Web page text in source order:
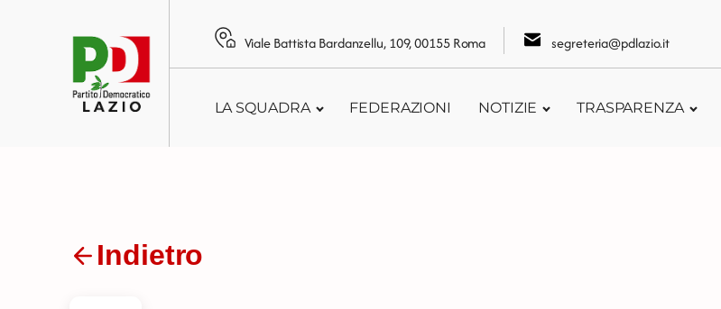
Viale Battista Bardanzellu, 109, 00155 Roma segreteria@pdlazio.it
LA SQUADRA FEDERAZIONI NOTIZIE TRASPARENZA
Indietro